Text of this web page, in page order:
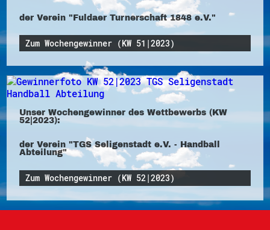
der Verein "Fuldaer Turnerschaft 1848 e.V."
Zum Wochengewinner (KW 51|2023)
Unser Wochengewinner des Wettbewerbs (KW
52|2023):
der Verein "TGS Seligenstadt e.V. - Handball
Abteilung"
Zum Wochengewinner (KW 52|2023)